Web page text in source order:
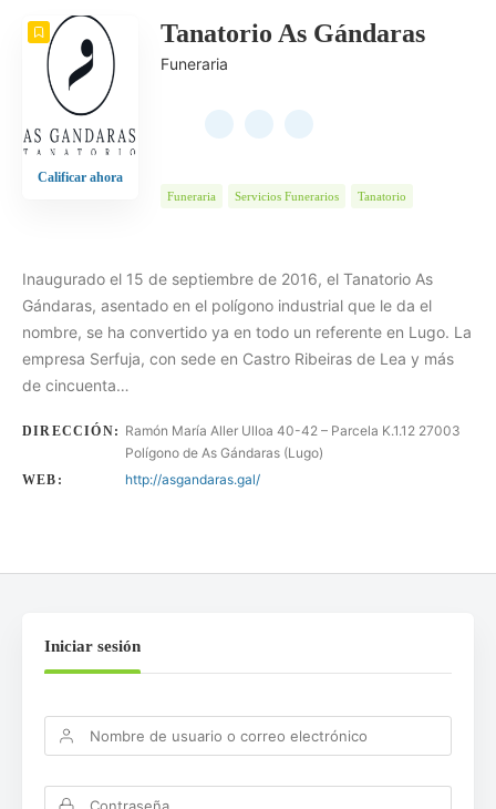
Calificar ahora
Tanatorio As Gándaras
Funeraria
Funeraria Servicios Funerarios Tanatorio
Inaugurado el 15 de septiembre de 2016, el Tanatorio As
Gándaras, asentado en el polígono industrial que le da el
nombre, se ha convertido ya en todo un referente en Lugo. La
empresa Serfuja, con sede en Castro Ribeiras de Lea y más
de cincuenta…
DIRECCIÓN: Ramón María Aller Ulloa 40-42 – Parcela K.1.12 27003
Polígono de As Gándaras (Lugo)
WEB: http://asgandaras.gal/
Iniciar sesión